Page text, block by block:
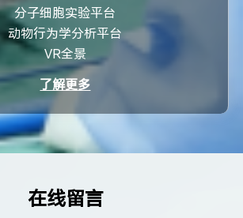
分子细胞实验平台
动物行为学分析平台
VR全景
了解更多
在线留言